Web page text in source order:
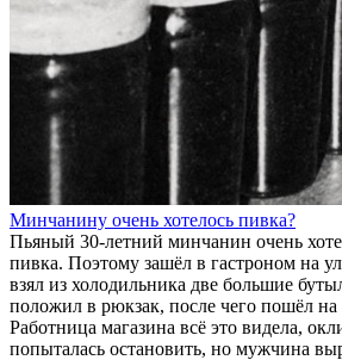
Минчанину очень хотелось пивка?
Пьяный 30-летний минчанин очень
пивка. Поэтому зашёл в гастроном на
взял из холодильника две большие
положил в рюкзак, после чего пошёл на
Работница магазина всё это видела,
попыталась остановить, но мужчина